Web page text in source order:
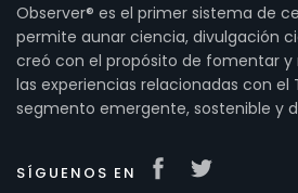
Observer® es el primer sistema de
permite aunar ciencia, divulgación
creó con el propósito de fomentar y
las experiencias relacionadas con
segmento emergente, sostenible y
SÍGUENOS EN